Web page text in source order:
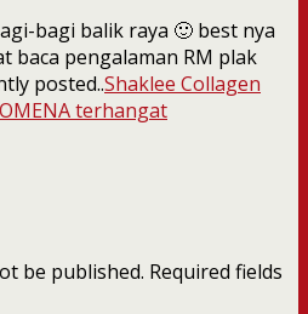
bagi balik raya 🙂 best nya
baca pengalaman RM plak
posted..Shaklee Collagen
terhangat
be published. Required fields